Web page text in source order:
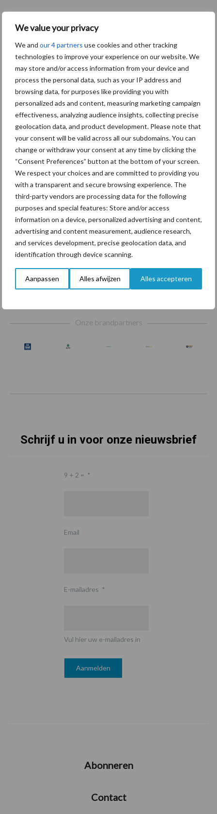
We value your privacy
We and our 4 partners use cookies and other tracking
technologies to improve your experience on our website. We
may store and/or access information from your device and
process the personal data, such as your IP address and
browsing data, for purposes like providing you with
personalized ads and content, measuring marketing campaign
effectiveness, analyzing audience insights, collecting precise
geolocation data, and product development. Please note that
your consent will be valid across all our subdomains. You can
change or withdraw your consent at any time by clicking the
“Consent Preferences” button at the bottom of your screen.
We respect your choices and are committed to providing you
with a transparent and secure browsing experience. The
third-party vendors are processing data for the following
purposes and special features: Store and/or access
information on a device, personalized advertising and content,
advertising and content measurement, audience research,
and services development, precise geolocation data, and
identification through device scanning.
Aanpassen Alles afwijzen Alles accepteren
Van onze partner Yara
hoe kan zwavel helpen bij
de bemesting?
Themapagina's
Diergezondheid Bemesting Fokkerij
Beregening Bijproducten
Toon meer
Footer
Onze brandpartners
Schrijf u in voor onze nieuwsbrief
9 + 2 = *
Email
E-mailadres *
Vul hier uw e-mailadres in
Abonneren
Contact